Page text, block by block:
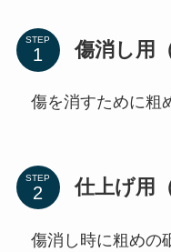
STEP 傷消し用
傷を消すために粗
STEP 仕上げ用
傷消し時に粗めの